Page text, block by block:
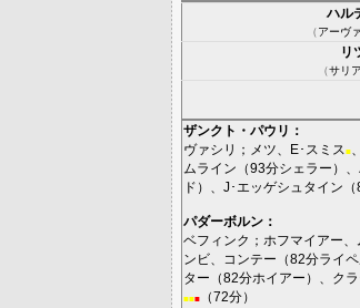
ハル
（アーヴ
リ
（サリ
ザンクト・パウリ ：
ヴァシリ ； メツ E･スミス ■
ムライン （93分シェラー ）、
ド ）、 J･エッゲシュタイン
パダーボルン ：
ベフィンク ； ホフマイアー
ンビ
コンテー （82分ライ
ター （82分ホイアー ）、 ク
■■■
（72分）